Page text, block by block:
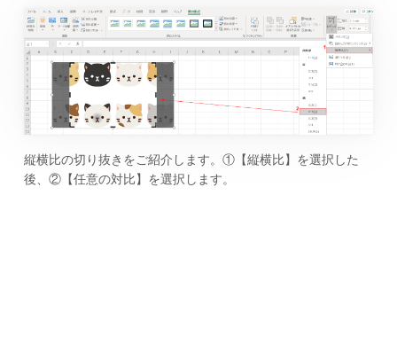
縦横比の切り抜きをご紹介します。①【縦横比】を選択した
後、②【任意の対比】を選択します。